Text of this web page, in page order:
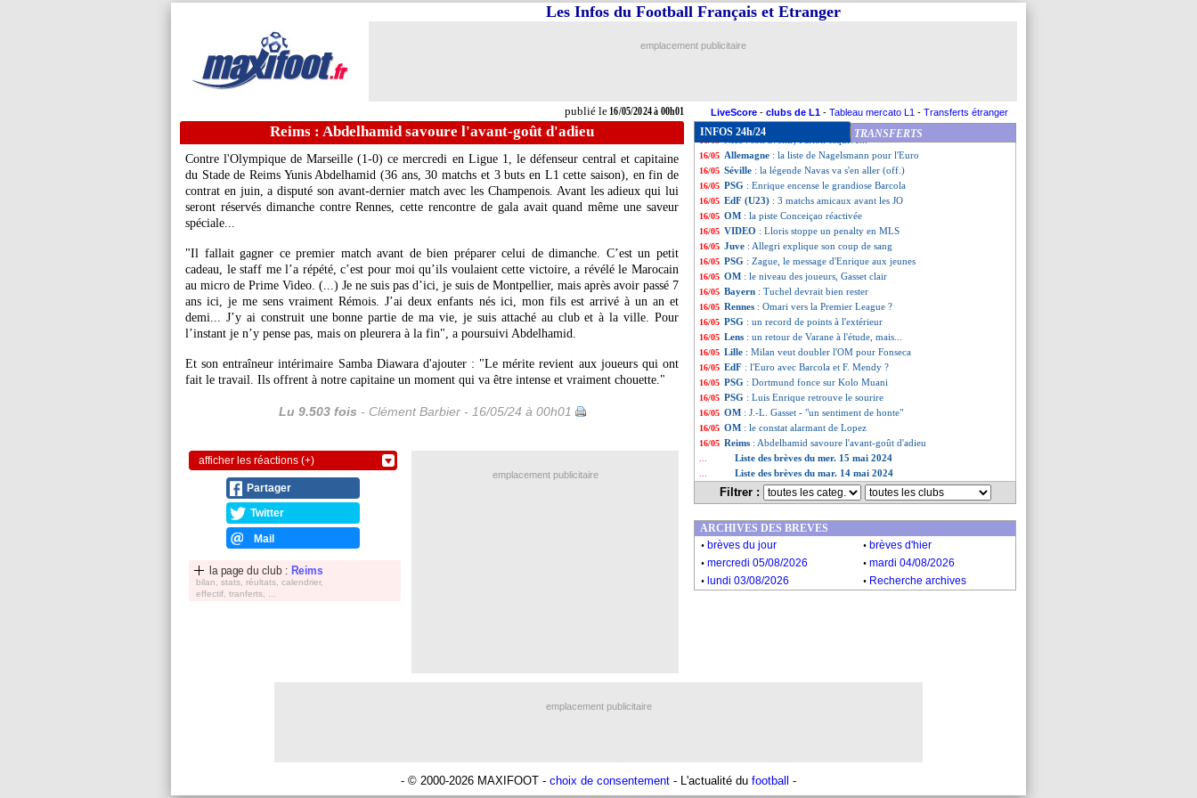
publié le16/05/2024 à 00h01
Les Infos du Football Français et Etranger
emplacement publicitaire
LiveScore - clubs de L1 - Tableau mercato L1 - Transferts étranger
Reims : Abdelhamid savoure l'avant-goût d'adieu
Contre l'Olympique de Marseille (1-0) ce mercredi en Ligue 1, le défenseur central et capitaine
du Stade de Reims YunisAbdelhamid (36 ans, 30 matchs et 3 buts en L1 cette saison), en fin de
contrat en juin, a disputé son avant-dernier match avec les Champenois. Avant les adieux qui lui
seront réservés dimanche contre Rennes, cette rencontre de gala avait quand même une saveur
spéciale...
"Il fallait gagner ce premier match avant de bien préparer celui de dimanche. C’est un petit
cadeau, le staff me l’a répété, c’est pour moi qu’ils voulaient cette victoire, a révélé le Marocain
au micro de Prime Video. (...) Je ne suis pas d’ici, je suis de Montpellier, mais après avoir passé 7
ans ici, je me sens vraiment Rémois. J’ai deux enfants nés ici, mon fils est arrivé à un an et
demi... J’y ai construit une bonne partie de ma vie, je suis attaché au club et à la ville. Pour
l’instant je n’y pense pas, mais on pleurera à la fin", a poursuivi Abdelhamid.
Et son entraîneur intérimaire Samba Diawara d'ajouter : "Le mérite revient aux joueurs qui ont
fait le travail. Ils offrent à notre capitaine un moment qui va être intense et vraiment chouette."
Lu 9.503 fois - Clément Barbier - 16/05/24 à 00h01
afficher les réactions (+)
Partager
Twitter
Mail
la page du club : Reims
bilan, stats, réultats, calendrier,
effectif, tranferts, ...
INFOS 24h/24 TRANSFERTS
16/05 Allemagne: Nagelsmann justifie ses choix forts
16/05 Brest: la réaction de Roy après la qualif en C1
16/05 Juve
16/05 PSG: Soler, un intérêt d'Aston Villa
16/05 OM: l'avenir, Lopez prévient les joueurs
: son avenir, Farioli esquive...
16/05 Allemagne : la liste de Nagelsmann pour l'Euro
16/05 Séville : la légende Navas va s'en aller (off.)
16/05 PSG : Enrique encense le grandiose Barcola
16/05 EdF (U23) : 3 matchs amicaux avant les JO
16/05 OM : la piste Conceiçao réactivée
16/05 VIDEO : Lloris stoppe un penalty en MLS
16/05 Juve : Allegri explique son coup de sang
16/05 PSG : Zague, le message d'Enrique aux jeunes
16/05 OM : le niveau des joueurs, Gasset clair
16/05 Bayern : Tuchel devrait bien rester
16/05 Rennes : Omari vers la Premier League ?
16/05 PSG : un record de points à l'extérieur
16/05 Lens : un retour de Varane à l'étude, mais...
16/05 Lille : Milan veut doubler l'OM pour Fonseca
16/05 EdF : l'Euro avec Barcola et F. Mendy ?
16/05 PSG : Dortmund fonce sur Kolo Muani
16/05 PSG : Luis Enrique retrouve le sourire
16/05 OM : J.-L. Gasset - "un sentiment de honte"
16/05 OM : le constat alarmant de Lopez
16/05 Reims : Abdelhamid savoure l'avant-goût d'adieu
Liste des brèves du mer. 15 mai 2024
Liste des brèves du mar. 14 mai 2024
Filtrer :
emplacement publicitaire
ARCHIVES DES BREVES
. brèves du jour . brèves d'hier
. mercredi 05/08/2026 . mardi 04/08/2026
. lundi 03/08/2026 . Recherche archives
emplacement publicitaire
- © 2000-2026 MAXIFOOT - choix de consentement - L'actualité du football -